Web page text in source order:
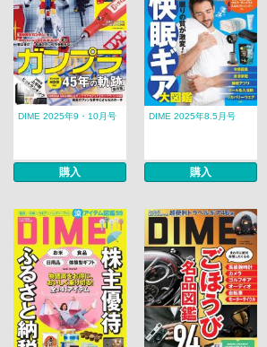
DIME 2025年9・10月号
購入
DIME 2025年8.5月号
購入